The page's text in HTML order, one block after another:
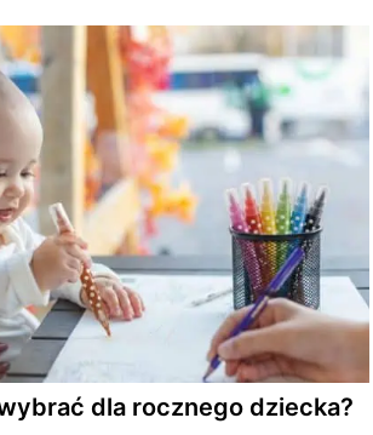
dla rocznego dziecka?